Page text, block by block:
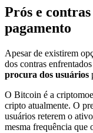
Prós e
pagamento
Apesar de existirem
dos contras
procura dos usuários
O Bitcoin é a
cripto atualmente. O
usuários reterem o
mesma frequência que